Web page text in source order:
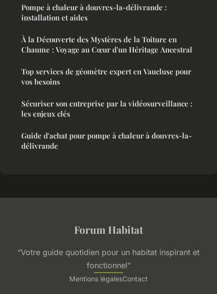
Pompe à chaleur à douvres-la-délivrande :
installation et aides
À la Découverte des Mystères de la Toiture en
Chaume : Voyage au Cœur d'un Héritage Ancestral
Top services de géomètre expert en Vaucluse pour
vos besoins
Sécuriser son entreprise par la vidéosurveillance :
les enjeux clés
Guide d'achat pour pompe à chaleur à douvres-la-
délivrande
Forum Habitat
“Votre guide quotidien pour un habitat inspirant et
fonctionnel”
Mentions légalesContact